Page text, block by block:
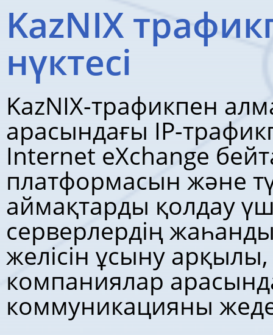
KazNIX
нүктесі
KazNIX-трафикпен
арасындағы IP-
Internet eXchange
платформасын және
аймақтарды қолдау
серверлердің
желісін ұсыну
компаниялар
коммуникацияны